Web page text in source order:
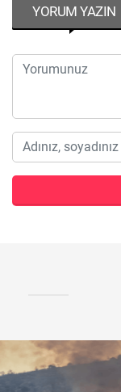
YORUM YAZIN